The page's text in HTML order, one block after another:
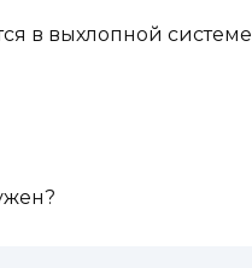
в выхлопной